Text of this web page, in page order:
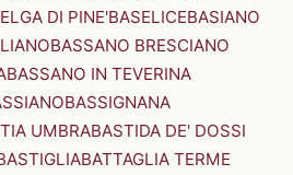
DI PINE'BASELICEBASIANO
BASSANO BRESCIANO
BASSANO IN TEVERINA
BASSIGNANA
UMBRABASTIDA DE' DOSSI
BATTAGLIA TERME